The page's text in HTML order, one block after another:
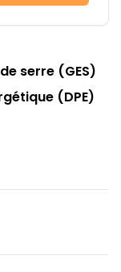
serre (GES)
(DPE)